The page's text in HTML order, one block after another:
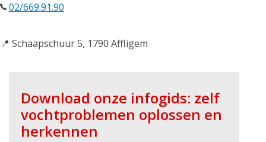
02/669.91.90
📍 Schaapschuur 5, 1790 Affligem
Download onze infogids: zelf
vochtproblemen oplossen en
herkennen